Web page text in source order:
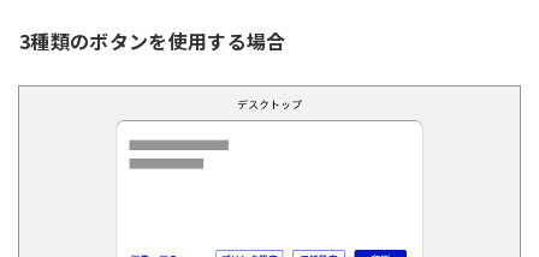
3種類のボタンを使用する場合